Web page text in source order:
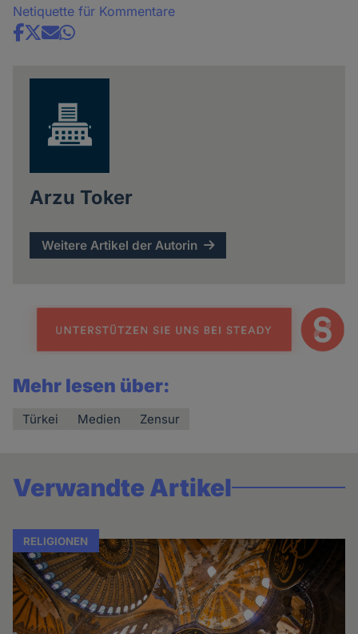
Netiquette für Kommentare
Share
Arzu Toker
Weitere Artikel der Autorin
Mehr lesen über:
Türkei Medien Zensur
Verwandte Artikel
RELIGIONEN